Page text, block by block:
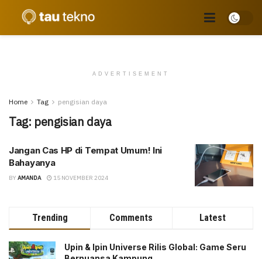
ADVERTISEMENT
Home Tag pengisian daya
Tag: pengisian daya
Jangan Cas HP di Tempat Umum! Ini
Bahayanya
BY AMANDA 15 NOVEMBER 2024
Trending Comments Latest
Upin & Ipin Universe Rilis Global: Game Seru